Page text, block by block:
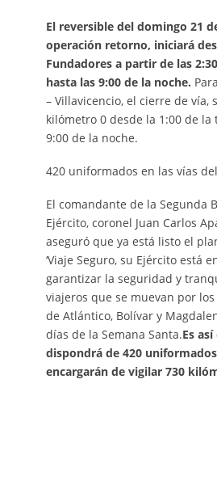
El reversible del domingo 21
operación retorno, iniciará
Fundadores a partir de las
hasta las 9:00 de la noche.
– Villavicencio, el cierre de vía,
kilómetro 0 desde la 1:00 de la
9:00 de la noche.
420 uniformados en las vías
El comandante de la Segunda
Ejército, coronel Juan Carlos
aseguró que ya está listo el
‘Viaje Seguro, su Ejército está
garantizar la seguridad y
viajeros que se muevan por
de Atlántico, Bolívar y
días de la Semana Santa.Es
dispondrá de 420
encargarán de vigilar 730